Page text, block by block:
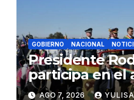
GOBIERNO NACIONAL
Presidente
participa en el
las Fuerzas
AGO 7, 2026